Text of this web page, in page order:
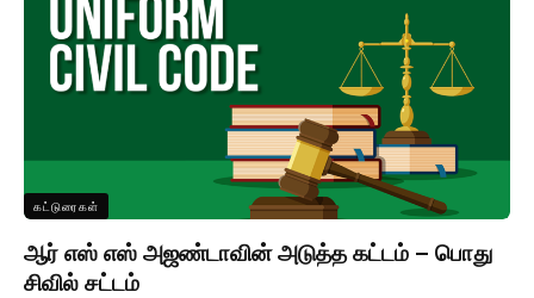
கட்டுரைகள்
ஆர் எஸ் எஸ் அஜண்டாவின் அடுத்த கட்டம் – பொது
சிவில் சட்டம்